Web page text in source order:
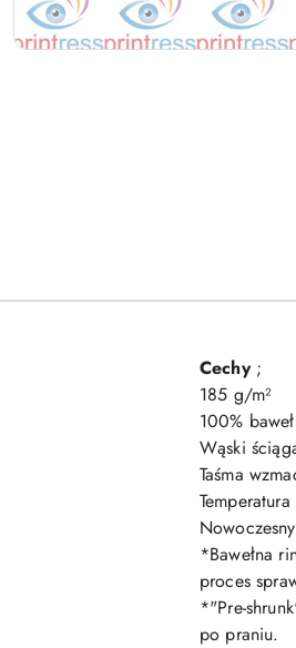
Cechy ;
185 g/m²
100%
Wąski
Taśma
*Bawełna
proces
*"Pre-
po praniu.